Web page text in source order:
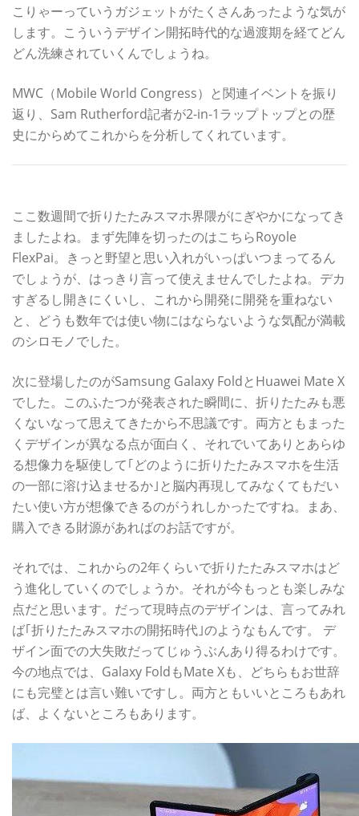
こりゃーっていうガジェットがたくさんあったような気が
します。こういうデザイン開拓時代的な過渡期を経てどん
どん洗練されていくんでしょうね。
MWC（Mobile World Congress）と関連イベントを振り
返り、Sam Rutherford記者が2-in-1ラップトップとの歴
史にからめてこれからを分析してくれています。
ここ数週間で折りたたみスマホ界隈がにぎやかになってき
ましたよね。まず先陣を切ったのはこちらRoyole
FlexPai。きっと野望と思い入れがいっぱいつまってるん
でしょうが、はっきり言って使えませんでしたよね。デカ
すぎるし開きにくいし、これから開発に開発を重ねない
と、どうも数年では使い物にはならないような気配が満載
のシロモノでした。
次に登場したのがSamsung Galaxy FoldとHuawei Mate X
でした。このふたつが発表された瞬間に、折りたたみも悪
くないなって思えてきたから不思議です。両方ともまった
くデザインが異なる点が面白く、それでいてありとあらゆ
る想像力を駆使して｢どのように折りたたみスマホを生活
の一部に溶け込ませるか｣と脳内再現してみなくてもだい
たい使い方が想像できるのがうれしかったですね。まあ、
購入できる財源があればのお話ですが。
それでは、これからの2年くらいで折りたたみスマホはど
う進化していくのでしょうか。それが今もっとも楽しみな
点だと思います。だって現時点のデザインは、言ってみれ
ば｢折りたたみスマホの開拓時代｣のようなもんです。 デ
ザイン面での大失敗だってじゅうぶんあり得るわけです。
今の地点では、Galaxy FoldもMate Xも、どちらもお世辞
にも完璧とは言い難いですし。両方ともいいところもあれ
ば、よくないところもあります。